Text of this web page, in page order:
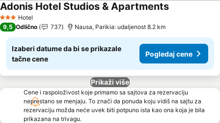
3 Zvezdice
Hotel
Adonis Hotel Studios & Apartments
9,5 Odlično 737 Nausa, Parikia: udaljenost 8.2 km
Izaberi datume da bi se prikazale
tačne cene
Pogledaj cene
Prikaži više
Cene i raspoloživost koje primamo sa sajtova za rezervaciju
neprestano se menjaju. To znači da ponuda koju vidiš na sajtu za
rezervaciju možda neće uvek biti potpuno ista kao ona koja je bila
prikazana na trivagu.